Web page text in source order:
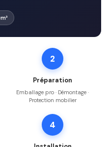
2
Préparation
Emballage pro · Démontage ·
Protection mobilier
4